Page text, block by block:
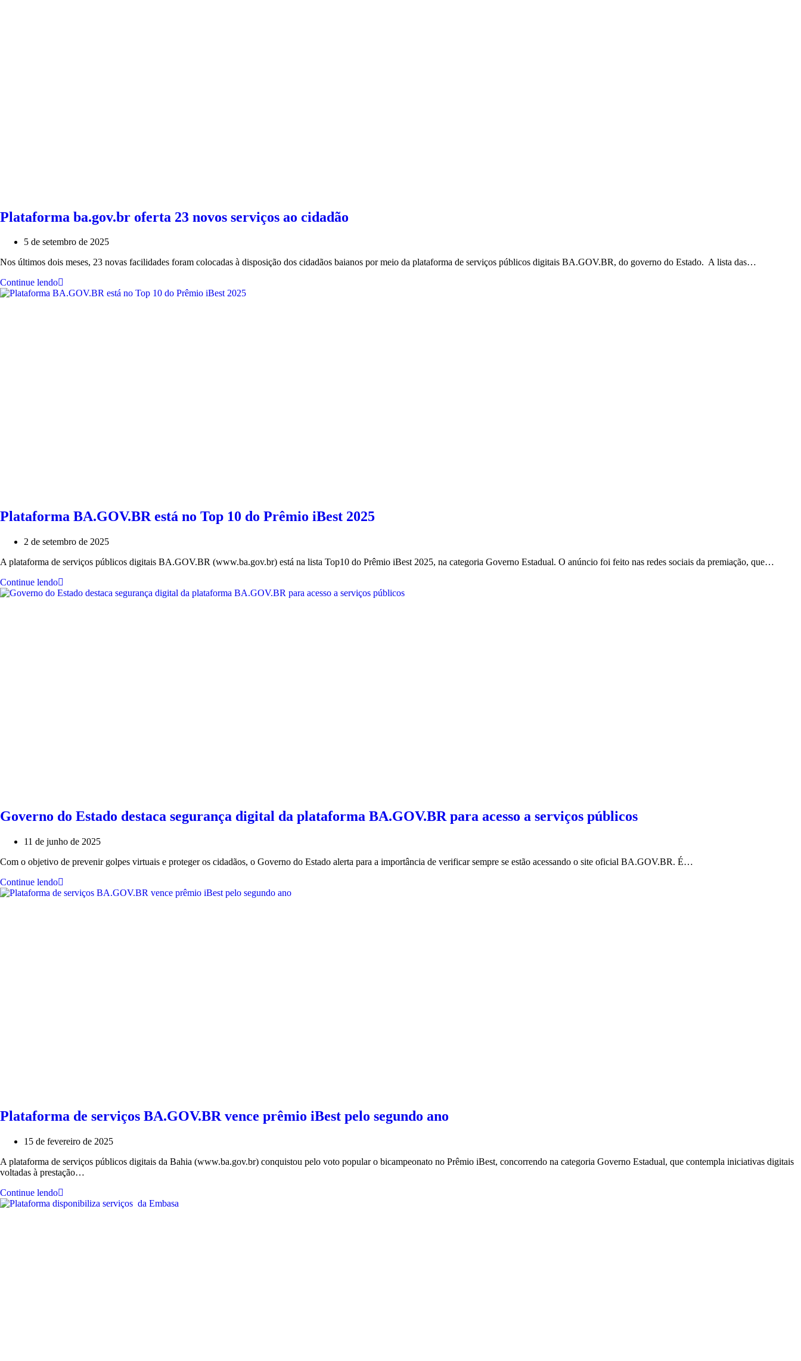
Plataforma ba.gov.br oferta 23 novos serviços ao cidadão
5 de setembro de 2025
Nos últimos dois meses, 23 novas facilidades foram colocadas à disposição dos cidadãos baianos por meio da plataforma de serviços públicos digitais BA.GOV.BR, do governo do Estado. A lista das…
Continue lendo
Plataforma BA.GOV.BR está no Top 10 do Prêmio iBest 2025
2 de setembro de 2025
A plataforma de serviços públicos digitais BA.GOV.BR (www.ba.gov.br) está na lista Top10 do Prêmio iBest 2025, na categoria Governo Estadual. O anúncio foi feito nas redes sociais da premiação, que…
Continue lendo
Governo do Estado destaca segurança digital da plataforma BA.GOV.BR para acesso a serviços públicos
11 de junho de 2025
Com o objetivo de prevenir golpes virtuais e proteger os cidadãos, o Governo do Estado alerta para a importância de verificar sempre se estão acessando o site oficial BA.GOV.BR. É…
Continue lendo
Plataforma de serviços BA.GOV.BR vence prêmio iBest pelo segundo ano
15 de fevereiro de 2025
A plataforma de serviços públicos digitais da Bahia (www.ba.gov.br) conquistou pelo voto popular o bicampeonato no Prêmio iBest, concorrendo na categoria Governo Estadual, que contempla iniciativas digitais
voltadas à prestação…
Continue lendo